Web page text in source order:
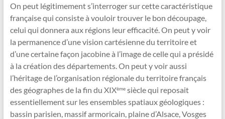
On peut légitimement s’interroger sur cette caractéristique
française qui consiste à vouloir trouver le bon découpage,
celui qui donnera aux régions leur efficacité. On peut y voir
la permanence d’une vision cartésienne du territoire et
d’une certaine façon jacobine à l’image de celle qui a présidé
à la création des départements. On peut y voir aussi
l’héritage de l’organisation régionale du territoire français
des géographes de la fin du XIXèmesiècle qui reposait
essentiellement sur les ensembles spatiaux géologiques :
bassin parisien, massif armoricain, plaine d’Alsace, Vosges